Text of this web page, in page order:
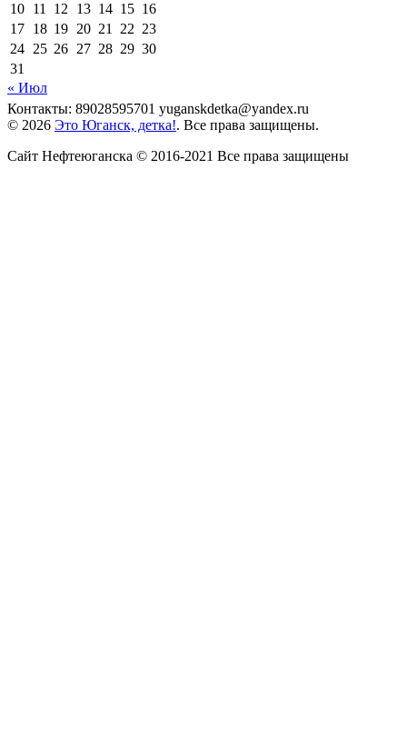
10 11 12 13 14 15 16
17 18 19 20 21 22 23
24 25 26 27 28 29 30
31
« Июл
Контакты: 89028595701 yuganskdetka@yandex.ru
© 2026 Это Юганск, детка!. Все права защищены.
Сайт Нефтеюганска © 2016-2021 Все права защищены